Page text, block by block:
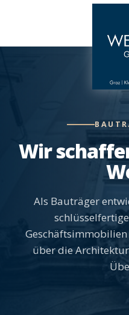
Wir
Als Bauträger
über die